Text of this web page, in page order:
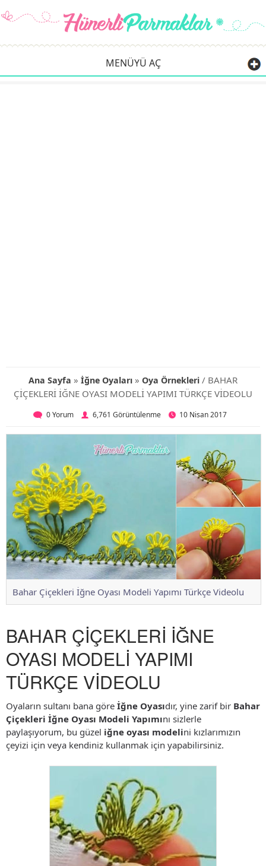
MENÜYÜ AÇ
Ana Sayfa » İğne Oyaları » Oya Örnekleri / BAHAR
ÇİÇEKLERİ İĞNE OYASI MODELİ YAPIMI TÜRKÇE VİDEOLU
0 Yorum 6,761 Görüntülenme 10 Nisan 2017
Bahar Çiçekleri İğne Oyası Modeli Yapımı Türkçe Videolu
BAHAR ÇİÇEKLERİ İĞNE
OYASI MODELİ YAPIMI
TÜRKÇE VİDEOLU
Oyaların sultanı bana göre İğne Oyasıdır, yine zarif bir Bahar
Çiçekleri İğne Oyası Modeli Yapımını sizlerle
paylaşıyorum, bu güzel iğne oyası modelini kızlarımızın
çeyizi için veya kendiniz kullanmak için yapabilirsiniz.